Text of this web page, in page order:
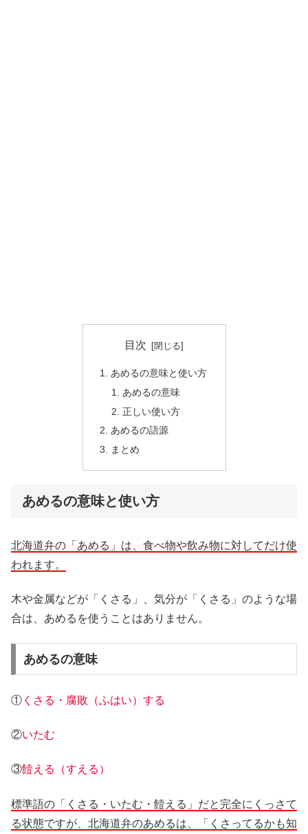
目次
あめるの意味と使い方
あめるの意味
正しい使い方
あめるの語源
まとめ
あめるの意味と使い方
北海道弁の「あめる」は、食べ物や飲み物に対してだけ使
われます。
木や金属などが「くさる」、気分が「くさる」のような場
合は、あめるを使うことはありません。
あめるの意味
① くさる・腐敗（ふはい）する
②いたむ
③饐える（すえる）
標準語の「くさる・いたむ・饐える」だと完全にくっさて
る状態ですが、北海道弁のあめるは、「くさってるかも知